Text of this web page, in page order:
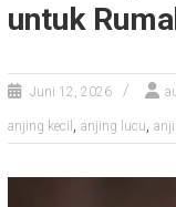
untuk
Juni 12, 2026
anjing kecil , anjing lucu,